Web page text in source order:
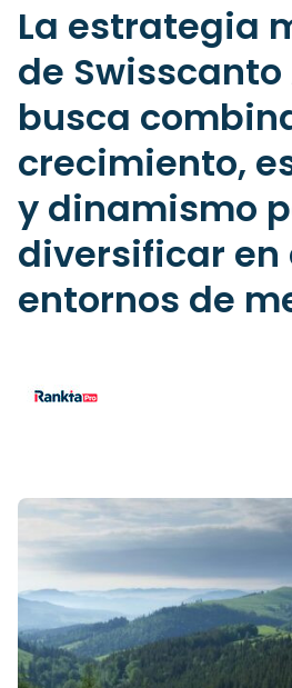
La estrategia
de Swisscanto
busca
crecimiento,
y dinamismo
diversificar
entornos de